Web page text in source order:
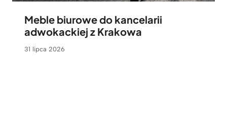
Meble biurowe do kancelarii
adwokackiej z Krakowa
31 lipca 2026